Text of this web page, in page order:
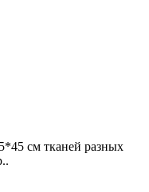
см тканей разных